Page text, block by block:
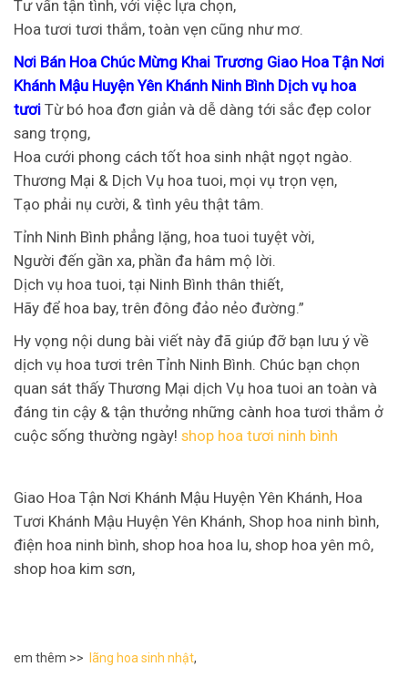
Tư vấn tận tình, với việc lựa chọn,
Hoa tươi tươi thắm, toàn vẹn cũng như mơ.
Nơi Bán Hoa Chúc Mừng Khai Trương Giao Hoa Tận Nơi
Khánh Mậu Huyện Yên Khánh Ninh Bình Dịch vụ hoa
tươi Từ bó hoa đơn giản và dễ dàng tới sắc đẹp color
sang trọng,
Hoa cưới phong cách tốt hoa sinh nhật ngọt ngào.
Thương Mại & Dịch Vụ hoa tuoi, mọi vụ trọn vẹn,
Tạo phải nụ cười, & tình yêu thật tâm.
Tỉnh Ninh Bình phẳng lặng, hoa tuoi tuyệt vời,
Người đến gần xa, phần đa hâm mộ lời.
Dịch vụ hoa tuoi, tại Ninh Bình thân thiết,
Hãy để hoa bay, trên đông đảo nẻo đường.”
Hy vọng nội dung bài viết này đã giúp đỡ bạn lưu ý về
dịch vụ hoa tươi trên Tỉnh Ninh Bình. Chúc bạn chọn
quan sát thấy Thương Mại dịch Vụ hoa tuoi an toàn và
đáng tin cậy & tận thưởng những cành hoa tươi thắm ở
cuộc sống thường ngày! shop hoa tươi ninh bình
Giao Hoa Tận Nơi Khánh Mậu Huyện Yên Khánh, Hoa
Tươi Khánh Mậu Huyện Yên Khánh, Shop hoa ninh bình,
điện hoa ninh bình, shop hoa hoa lu, shop hoa yên mô,
shop hoa kim sơn,
em thêm >> lãng hoa sinh nhật,